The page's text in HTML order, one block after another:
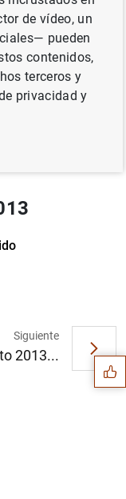
Siguiente
2013... Sugerencias
de vídeo, un
pueden
contenidos,
terceros y
privacidad y